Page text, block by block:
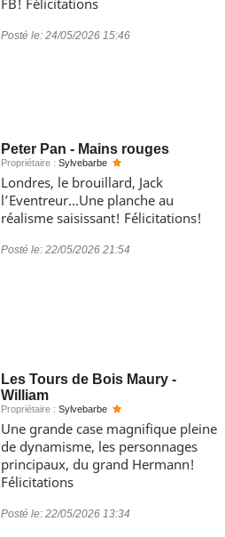
FB! Félicitations
Posté le: 24/05/2026 15:46
Peter Pan - Mains rouges
Propriétaire : Sylvebarbe
Londres, le brouillard, Jack
l’Eventreur…Une planche au
réalisme saisissant! Félicitations!
Posté le: 22/05/2026 21:54
Les Tours de Bois Maury -
William
Propriétaire : Sylvebarbe
Une grande case magnifique pleine
de dynamisme, les personnages
principaux, du grand Hermann!
Félicitations
Posté le: 22/05/2026 13:34